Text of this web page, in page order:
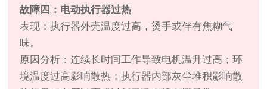
故障四：电动执行器过热
表现：执行器外壳温度过高，烫手或伴有焦糊气
味。
原因分析：连续长时间工作导致电机温升过高；环
境温度过高影响散热；执行器内部灰尘堆积影响散